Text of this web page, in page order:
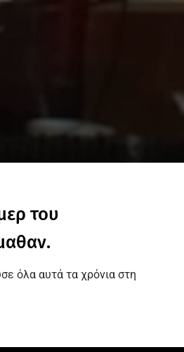
του
όλα αυτά τα χρόνια στη